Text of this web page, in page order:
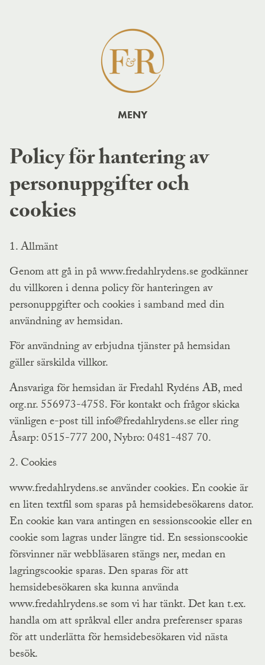
MENY
Policy för hantering av
personuppgifter och
cookies
1. Allmänt
Genom att gå in på www.fredahlrydens.se godkänner
du villkoren i denna policy för hanteringen av
personuppgifter och cookies i samband med din
användning av hemsidan.
För användning av erbjudna tjänster på hemsidan
gäller särskilda villkor.
Ansvariga för hemsidan är Fredahl Rydéns AB, med
org.nr. 556973-4758. För kontakt och frågor skicka
vänligen e-post till info@fredahlrydens.se eller ring
Åsarp: 0515-777 200, Nybro: 0481-487 70.
2. Cookies
www.fredahlrydens.se använder cookies. En cookie är
en liten textfil som sparas på hemsidebesökarens dator.
En cookie kan vara antingen en sessionscookie eller en
cookie som lagras under längre tid. En sessionscookie
försvinner när webbläsaren stängs ner, medan en
lagringscookie sparas. Den sparas för att
hemsidebesökaren ska kunna använda
www.fredahlrydens.se som vi har tänkt. Det kan t.ex.
handla om att språkval eller andra preferenser sparas
för att underlätta för hemsidebesökaren vid nästa
besök.